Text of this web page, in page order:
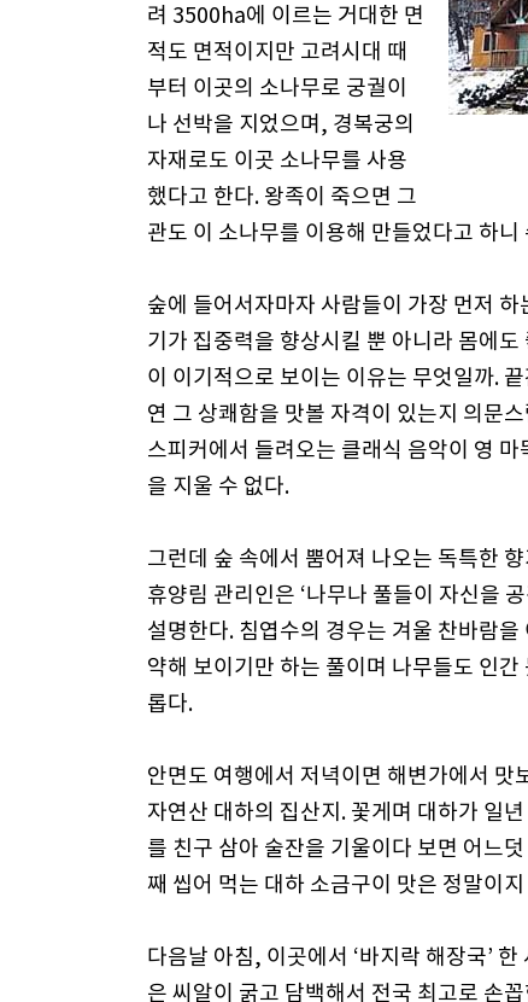
려 3500ha에 이르는 거대한 면
적도 면적이지만 고려시대 때
부터 이곳의 소나무로 궁궐이
나 선박을 지었으며, 경복궁의
자재로도 이곳 소나무를 사용
했다고 한다. 왕족이 죽으면 그
관도 이 소나무를 이용해 만들었다고 하
숲에 들어서자마자 사람들이 가장 먼저
기가 집중력을 향상시킬 뿐 아니라 몸에
이 이기적으로 보이는 이유는 무엇일까.
연 그 상쾌함을 맛볼 자격이 있는지 의문
스피커에서 들려오는 클래식 음악이 영
을 지울 수 없다.
그런데 숲 속에서 뿜어져 나오는 독특한
휴양림 관리인은 ‘나무나 풀들이 자신을
설명한다. 침엽수의 경우는 겨울 찬바람
약해 보이기만 하는 풀이며 나무들도 인
롭다.
안면도 여행에서 저녁이면 해변가에서 맛
자연산 대하의 집산지. 꽃게며 대하가 일
를 친구 삼아 술잔을 기울이다 보면 어느
째 씹어 먹는 대하 소금구이 맛은 정말이
다음날 아침, 이곳에서 ‘바지락 해장국’
은 씨알이 굵고 담백해서 전국 최고로 손